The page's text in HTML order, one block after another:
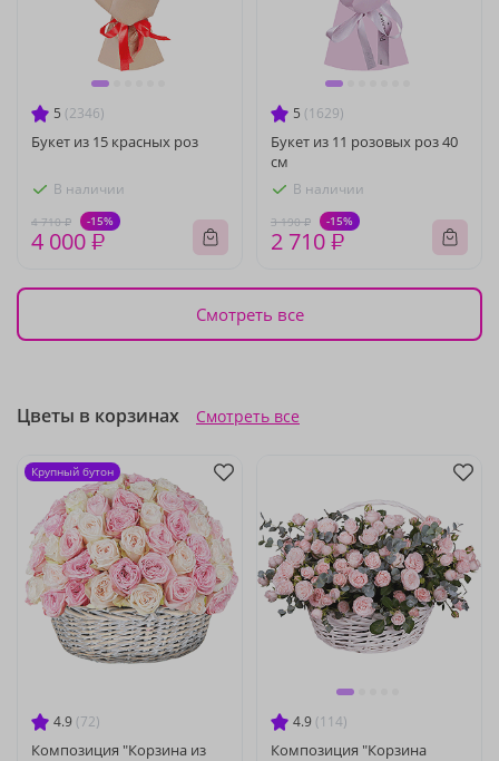
5 (2346)
Букет из 15 красных роз
В наличии
4 710 ₽ -15%
4 000 ₽
5 (1629)
Букет из 11 розовых роз 40
см
В наличии
3 190 ₽ -15%
2 710 ₽
Смотреть все
Цветы в корзинах Смотреть все
4.9 (72)
Композиция "Корзина из
Крупный бутон
4.9 (114)
Композиция "Корзина